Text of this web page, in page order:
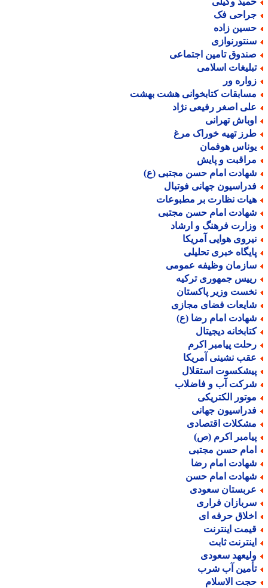
فک
زاده
تامین اجتماعی
اسلامی
ور
کتابخوانی هشت بهشت
اصغر رفیعی نژاد
تهرانی
تهیه خوراک مرغ
هوفمان
و پایش
امام حسن مجتبی (ع)
جهانی فوتبال
نظارت بر مطبوعات
امام حسن مجتبی
فرهنگ و ارشاد
هوایی آمریکا
خبری تحلیلی
وظیفه عمومی
جمهوری ترکیه
وزیر پاکستان
فضای مجازی
امام رضا (ع)
دیجیتال
پیامبر اکرم
نشینی آمریکا
استقلال
آب و فاضلاب
الکتریکی
جهانی
اقتصادی
اکرم (ص)
حسن مجتبی
امام رضا
امام حسن
سعودی
فراری
حرفه ای
اینترنت
ثابت
سعودی
آب شرب
الاسلام